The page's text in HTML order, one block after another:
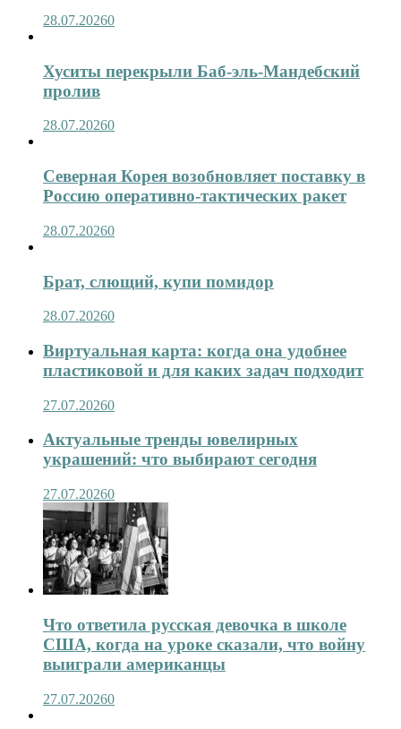
28.07.20260
Хуситы перекрыли Баб-эль-Мандебский
пролив
28.07.20260
Северная Корея возобновляет поставку в
Россию оперативно-тактических ракет
28.07.20260
Брат, слющий, купи помидор
28.07.20260
Виртуальная карта: когда она удобнее
пластиковой и для каких задач подходит
27.07.20260
Актуальные тренды ювелирных
украшений: что выбирают сегодня
27.07.20260
Что ответила русская девочка в школе
США, когда на уроке сказали, что войну
выиграли американцы
27.07.20260